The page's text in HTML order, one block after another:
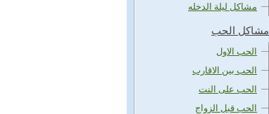
مشاكل ليلة الدخله
مشاكل الحب
الحب الاول
الحب بين الاقارب
الحب على النت
الحب قبل الزواج